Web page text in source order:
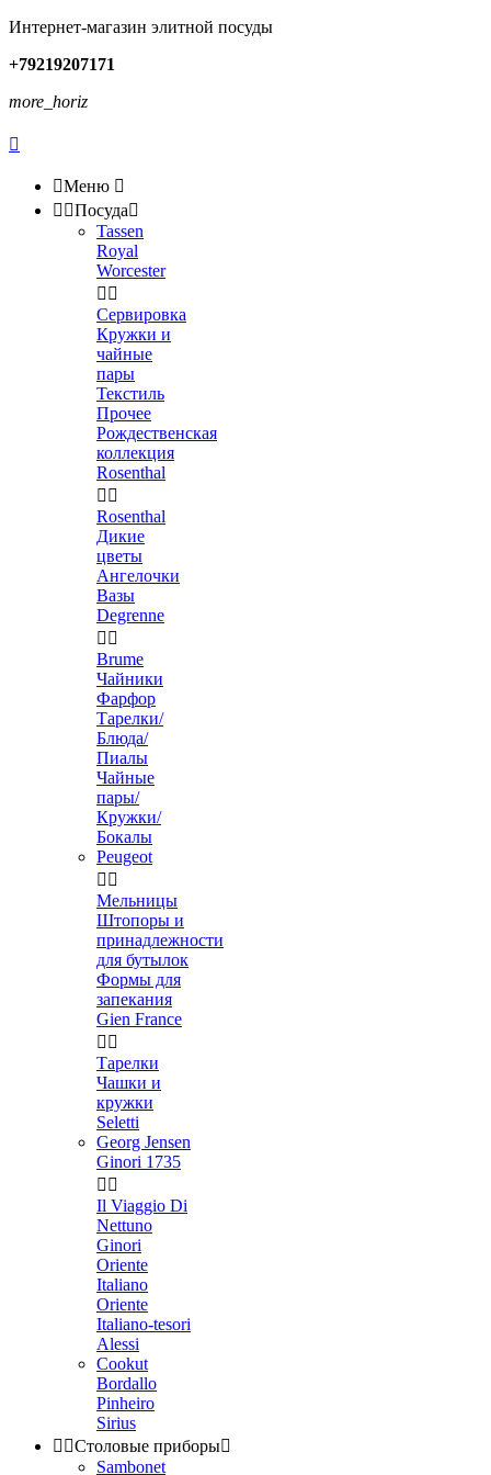
Интернет-магазин элитной посуды
+79219207171
more_horiz

Меню 
 Посуда
Tassen
Royal
Worcester
 
Сервировка
Кружки и
чайные
пары
Текстиль
Прочее
Рождественская
коллекция
Rosenthal
 
Rosenthal
Дикие
цветы
Ангелочки
Вазы
Degrenne
 
Brume
Чайники
Фарфор
Тарелки/
Блюда/
Пиалы
Чайные
пары/
Кружки/
Бокалы
Peugeot
 
Мельницы
Штопоры и
принадлежности
для бутылок
Формы для
запекания
Gien France
 
Тарелки
Чашки и
кружки
Seletti
Georg Jensen
Ginori 1735
 
Il Viaggio Di
Nettuno
Ginori
Oriente
Italiano
Oriente
Italiano-tesori
Alessi
Cookut
Bordallo
Pinheiro
Sirius
 Столовые приборы
Sambonet